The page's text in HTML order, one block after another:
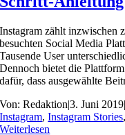
Instagram zählt inzwischen
besuchten Social Media
Tausende User
Dennoch bietet die
dafür, dass ausgewählte
Von:Redaktion|3. Juni 2019
Instagram,Instagram Stories,
Weiterlesen